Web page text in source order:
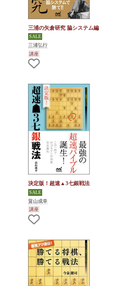
三浦の矢倉研究 脇システム編
三浦弘行
講座
決定版！超速▲3七銀戦法
畠山成幸
講座